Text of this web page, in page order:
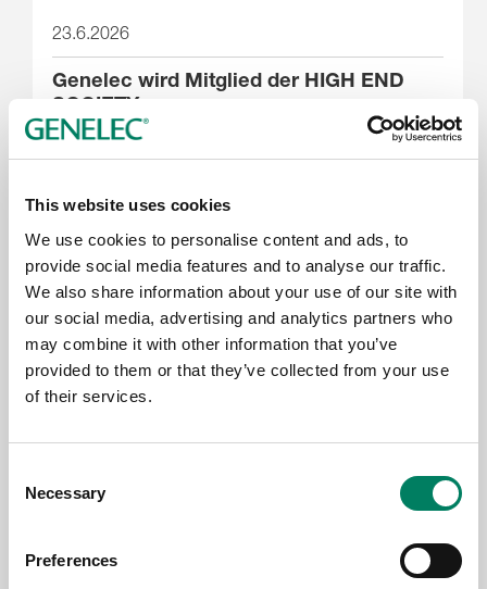
This website uses cookies
We use cookies to personalise content and ads, to
provide social media features and to analyse our traffic.
We also share information about your use of our site with
our social media, advertising and analytics partners who
may combine it with other information that you’ve
provided to them or that they’ve collected from your use
of their services.
Selection
Necessary
Preferences
23.6.2026
Genelec wird Mitglied der HIGH END
SOCIETY
Genelec at PALM Expo 2026, Mumbai